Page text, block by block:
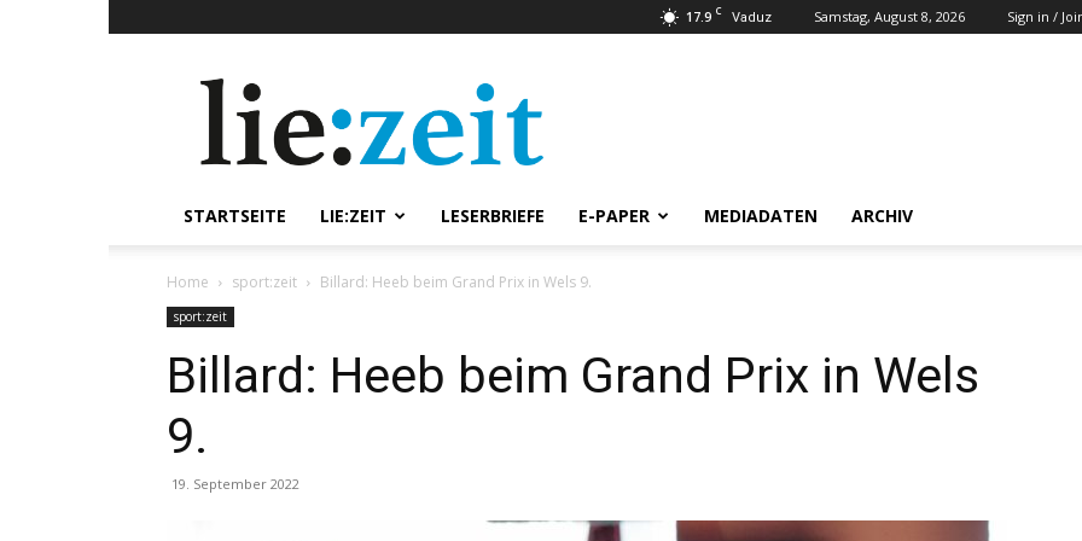
17.9 C Vaduz Samstag, August 8, 2026 Sign in /
STARTSEITE LIE:ZEIT LESERBRIEFE E-PAPER MEDIADATEN ARCHIV
Home sport:zeit Billard: Heeb beim Grand Prix in Wels 9.
sport:zeit
Billard: Heeb beim Grand Prix in Wels
9.
19. September 2022